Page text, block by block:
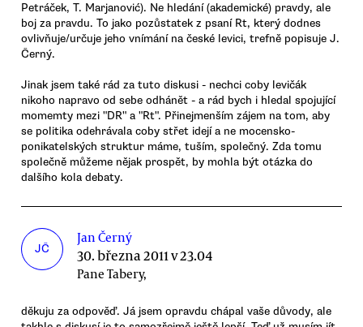
Petráček, T. Marjanović). Ne hledání (akademické) pravdy, ale
boj za pravdu. To jako pozůstatek z psaní Rt, který dodnes
ovlivňuje/určuje jeho vnímání na české levici, trefně popisuje J.
Černý.
Jinak jsem také rád za tuto diskusi - nechci coby levičák
nikoho napravo od sebe odhánět - a rád bych i hledal spojující
momemty mezi "DR" a "Rt". Přinejmenším zájem na tom, aby
se politika odehrávala coby střet idejí a ne mocensko-
ponikatelských struktur máme, tuším, společný. Zda tomu
společně můžeme nějak prospět, by mohla být otázka do
dalšího kola debaty.
JČ
Jan Černý
30. března 2011 v 23.04
Pane Tabery,
děkuju za odpověď. Já jsem opravdu chápal vaše důvody, ale